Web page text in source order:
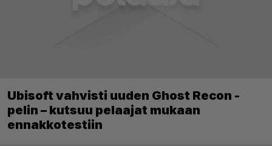
Ubisoft vahvisti uuden Ghost Recon -
pelin – kutsuu pelaajat mukaan
ennakkotestiin